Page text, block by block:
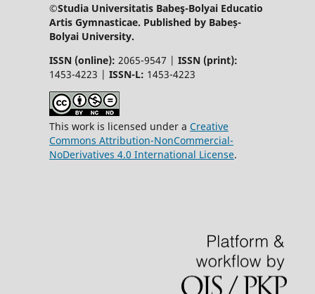
©Studia Universitatis Babeş-Bolyai Educatio
Artis Gymnasticae. Published by Babeș-
Bolyai University.
ISSN (online): 2065-9547 | ISSN (print):
1453-4223 | ISSN-L: 1453-4223
This work is licensed under a Creative
Commons Attribution-NonCommercial-
NoDerivatives 4.0 International License.